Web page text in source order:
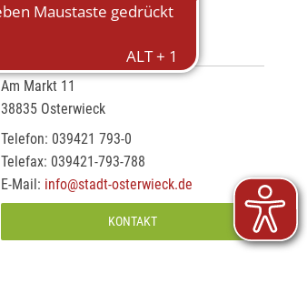
RATHAUS OSTERWIECK
Am Markt 11
38835 Osterwieck
Telefon: 039421 793-0
Telefax: 039421-793-788
E-Mail: info@stadt-osterwieck.de
KONTAKT